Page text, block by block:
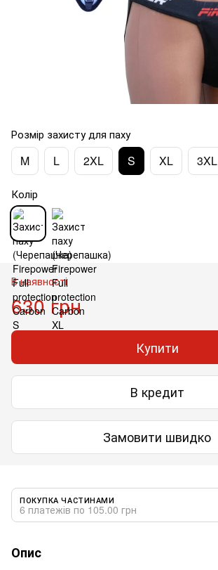
Розмір захисту для паху
M L 2XL S XL 3XL
Колір
В наявності
630 грн
Купити
В кредит
Замовити швидко
ПОКУПКА ЧАСТИНАМИ
6 платежів по 105.00 грн
Опис